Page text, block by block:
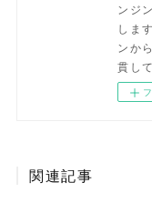
ンジ
しま
ンか
貫し
関連記事